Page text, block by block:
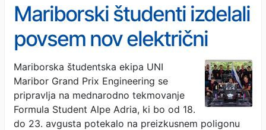
Mariborski študenti izdelali
povsem nov električni
dirkalnik, predstavili ga
bodo na mednarodnem
tekmovanju
Mariborska študentska ekipa UNI
Maribor Grand Prix Engineering se
pripravlja na mednarodno tekmovanje
Formula Student Alpe Adria, ki bo od 18.
do 23. avgusta potekalo na preizkusnem poligonu